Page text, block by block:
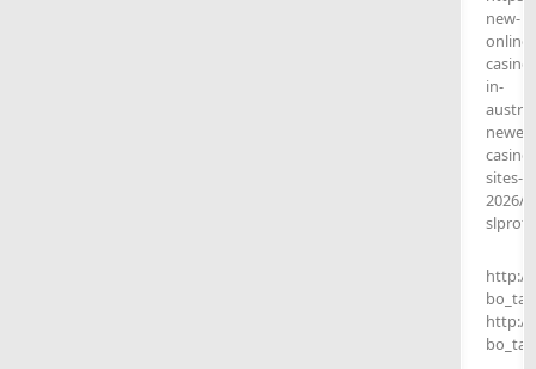
new-
online-
in-
casino-
sites-
2026/
http://
http://